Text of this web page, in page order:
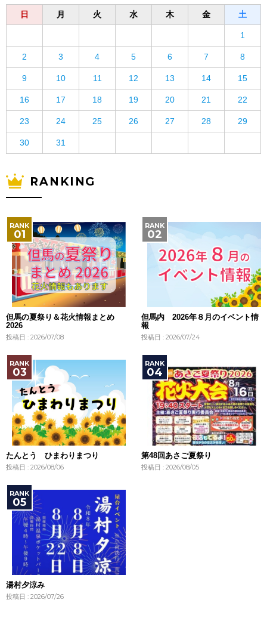
日 月 火 水 木 金 土
1
2 3 4 5 6 7 8
9 10 11 12 13 14 15
16 17 18 19 20 21 22
23 24 25 26 27 28 29
30 31
RANKING
但馬の夏祭り＆花火情報まとめ
2026
投稿日 : 2026/07/08
但馬内 2026年８月のイベント情
報
投稿日 : 2026/07/24
たんとう ひまわりまつり
投稿日 : 2026/08/06
第48回あさご夏祭り
投稿日 : 2026/08/05
湯村夕涼み
投稿日 : 2026/07/26